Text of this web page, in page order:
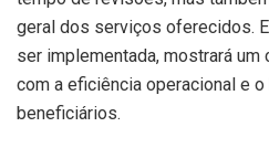
geral dos serviços oferecidos.
ser implementada, mostrará
com a eficiência operacional e
beneficiários.